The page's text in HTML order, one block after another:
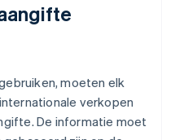
moeten elk
verkopen
De informatie moet